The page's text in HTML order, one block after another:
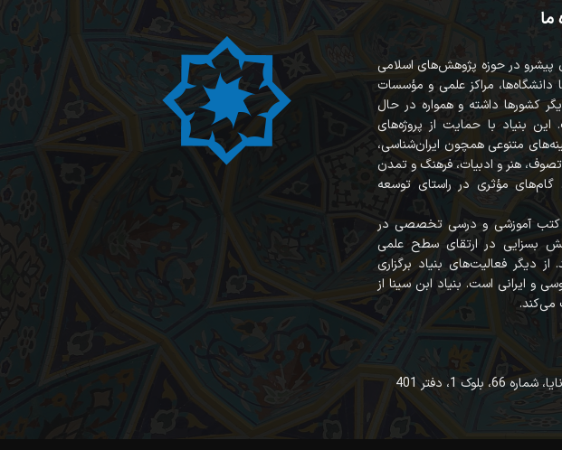
ما
پیشرو در حوزه پژوهش‌های اسلامی
دانشگاه‌ها، مراکز علمی و مؤسسات
کشورها داشته و همواره در حال
بنیاد با حمایت از پروژه‌های
متنوعی همچون ایران‌شناسی،
هنر و ادبیات، فرهنگ و تمدن
گام‌های مؤثری در راستای توسعه
کتب آموزشی و درسی تخصصی در
بسزایی در ارتقای سطح علمی
دیگر فعالیت‌های بنیاد برگزاری
و ایرانی است. بنیاد ابن سینا از
1، دفتر 401